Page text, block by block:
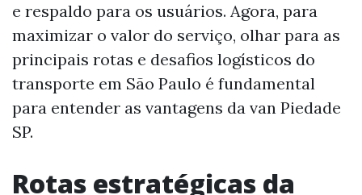
e respaldo para os usuários. Agora, para
maximizar o valor do serviço, olhar para as
principais rotas e desafios logísticos do
transporte em São Paulo é fundamental
para entender as vantagens da van Piedade
SP.
Rotas estratégicas da